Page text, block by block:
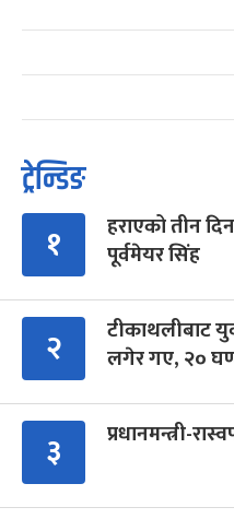
ट्रेन्डिङ
१
हराएको तीन
पूर्वमेयर सिंह
२
टीकाथलीबाट
लगेर गए, २०
३ प्रधानमन्त्री-